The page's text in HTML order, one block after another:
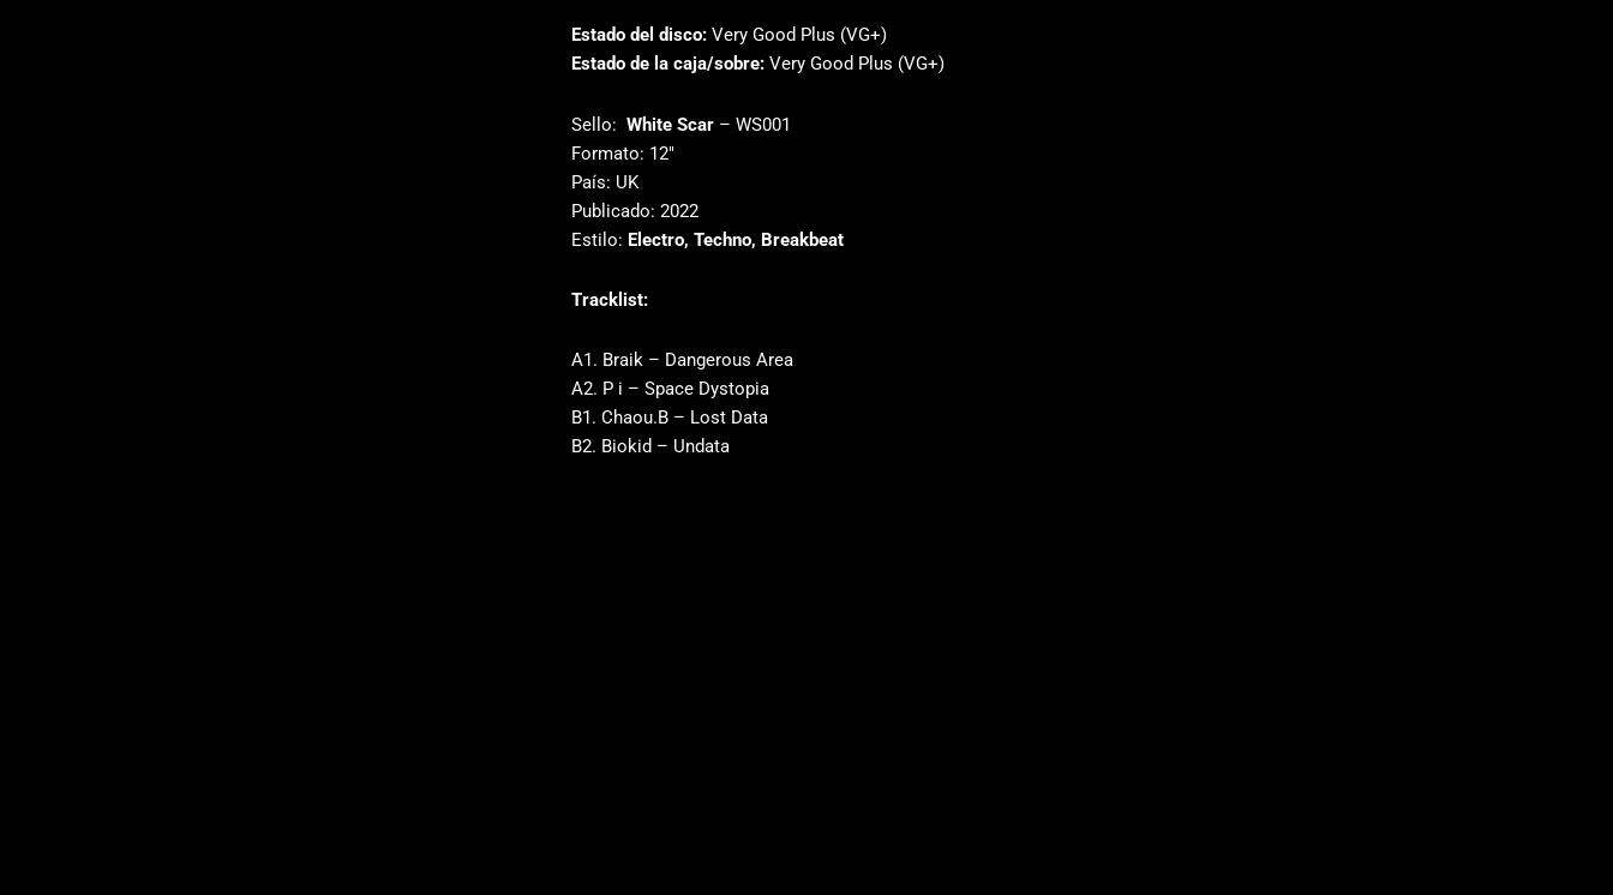
Estado del disco:Very Good Plus (VG+)
Estado de la caja/sobre:Very Good Plus (VG+)
Sello: White Scar‎– WS001
Formato: 12″
País: UK
Publicado: 2022
Estilo: Electro, Techno, Breakbeat
Tracklist:
A1. Braik – Dangerous Area
A2. P i – Space Dystopia
B1. Chaou.B – Lost Data
B2. Biokid – Undata